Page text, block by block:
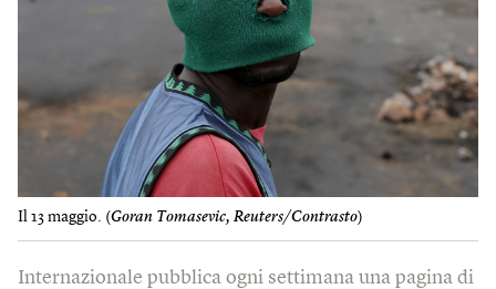
Il 13 maggio. (Goran Tomasevic, Reuters/Contrasto)
Internazionale pubblica ogni settimana una pagina di